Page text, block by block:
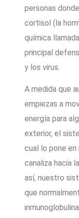
personas
cortisol (la
química
principal
y los virus.
A medida que
empiezas a
energía para
exterior, el
cual lo pone
canaliza hacia
así, nuestro
que